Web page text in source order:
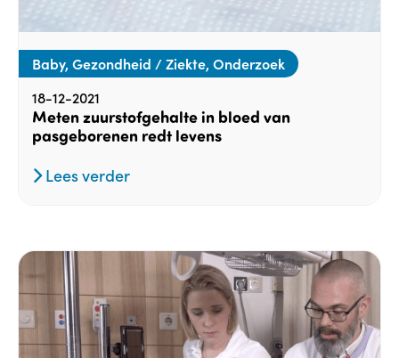
Baby, Gezondheid / Ziekte, Onderzoek
18-12-2021
Meten zuurstofgehalte in bloed van
pasgeborenen redt levens
Lees verder